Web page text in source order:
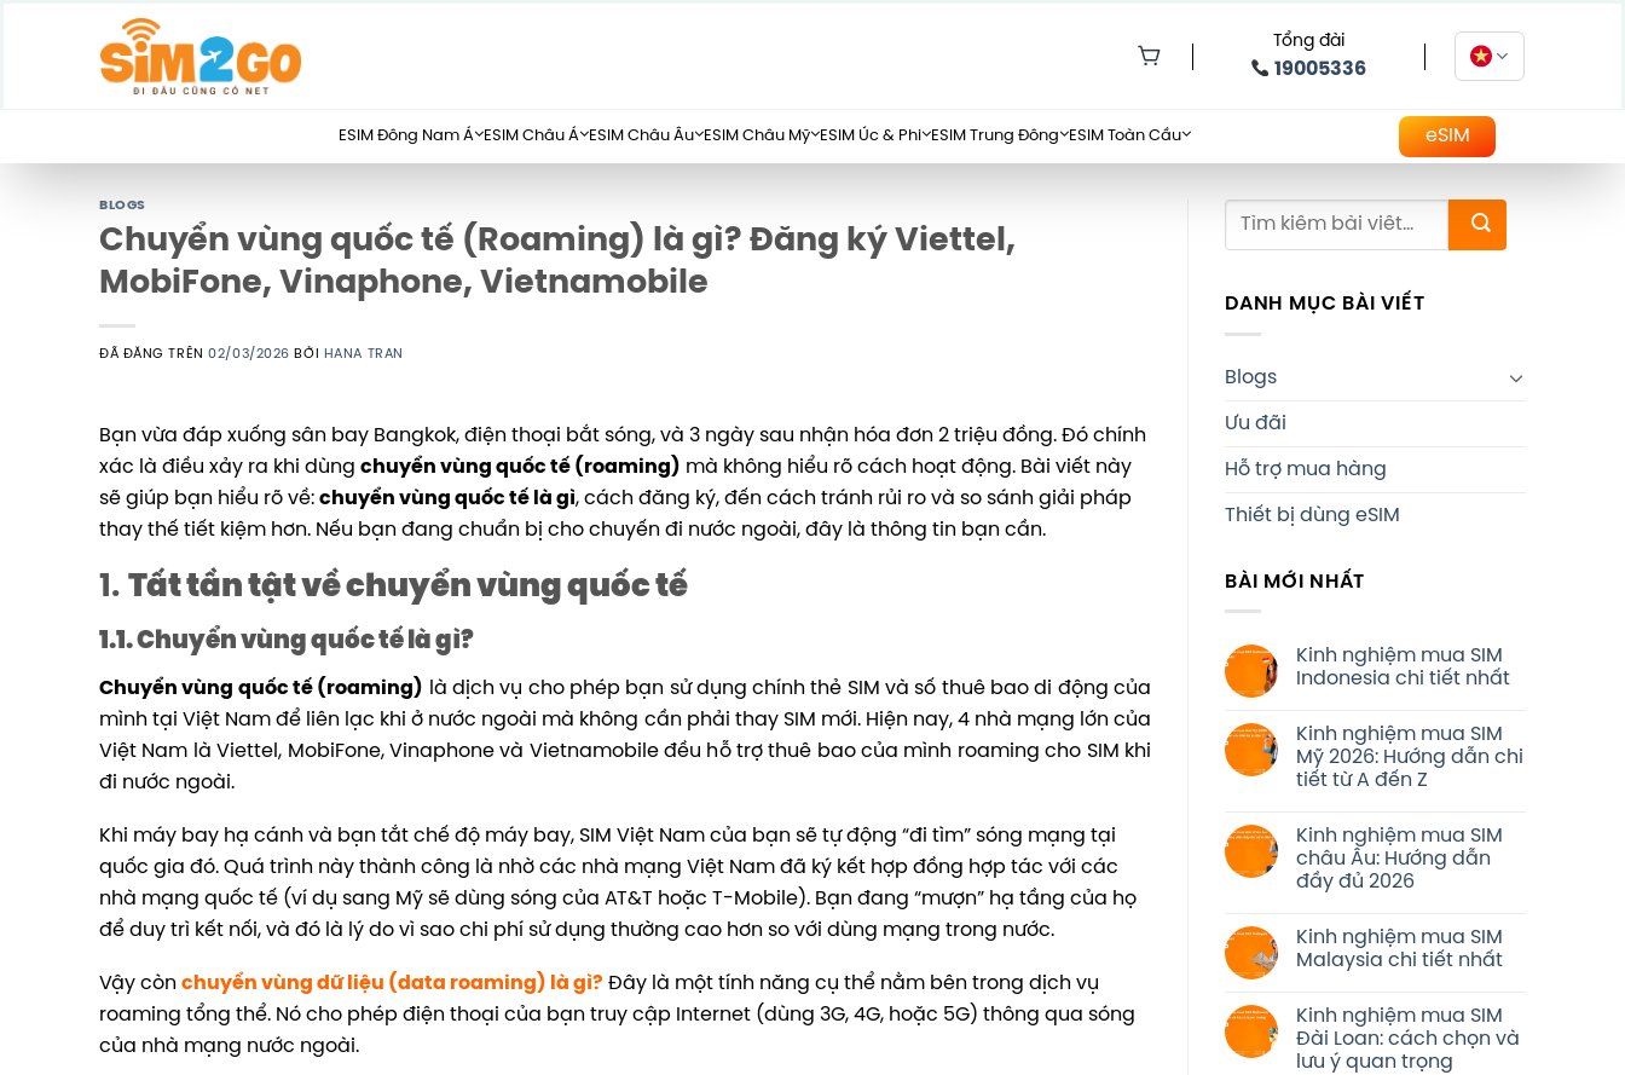
Tổng đài
19005336
ESIM Đông Nam Á ESIM Châu Á ESIM Châu Âu ESIM Châu Mỹ ESIM Úc & Phi ESIM Trung Đông ESIM Toàn Cầu eSIM
BLOGS
Chuyển vùng quốc tế (Roaming) là gì? Đăng ký Viettel,
MobiFone, Vinaphone, Vietnamobile
ĐÃ ĐĂNG TRÊN02/03/2026 BỞI HANA TRAN
Bạn vừa đáp xuống sân bay Bangkok, điện thoại bắt sóng, và 3 ngày sau nhận hóa đơn 2 triệu đồng. Đó chính
xác là điều xảy ra khi dùng chuyển vùng quốc tế (roaming) mà không hiểu rõ cách hoạt động. Bài viết này
sẽ giúp bạn hiểu rõ về: chuyển vùng quốc tế là gì, cách đăng ký, đến cách tránh rủi ro và so sánh giải pháp
thay thế tiết kiệm hơn. Nếu bạn đang chuẩn bị cho chuyến đi nước ngoài, đây là thông tin bạn cần.
1. Tất tần tật về chuyển vùng quốc tế
1.1. Chuyển vùng quốc tế là gì?
Chuyển vùng quốc tế (roaming) là dịch vụ cho phép bạn sử dụng chính thẻ SIM và số thuê bao di động của
mình tại Việt Nam để liên lạc khi ở nước ngoài mà không cần phải thay SIM mới. Hiện nay, 4 nhà mạng lớn của
Việt Nam là Viettel, MobiFone, Vinaphone và Vietnamobile đều hỗ trợ thuê bao của mình roaming cho SIM khi
đi nước ngoài.
Khi máy bay hạ cánh và bạn tắt chế độ máy bay, SIM Việt Nam của bạn sẽ tự động “đi tìm” sóng mạng tại
quốc gia đó. Quá trình này thành công là nhờ các nhà mạng Việt Nam đã ký kết hợp đồng hợp tác với các
nhà mạng quốc tế (ví dụ sang Mỹ sẽ dùng sóng của AT&T hoặc T-Mobile). Bạn đang “mượn” hạ tầng của họ
để duy trì kết nối, và đó là lý do vì sao chi phí sử dụng thường cao hơn so với dùng mạng trong nước.
Vậy còn chuyển vùng dữ liệu (data roaming) là gì? Đây là một tính năng cụ thể nằm bên trong dịch vụ
roaming tổng thể. Nó cho phép điện thoại của bạn truy cập Internet (dùng 3G, 4G, hoặc 5G) thông qua sóng
của nhà mạng nước ngoài.
DANH MỤC BÀI VIẾT
Blogs
Ưu đãi
Hỗ trợ mua hàng
Thiết bị dùng eSIM
BÀI MỚI NHẤT
Kinh nghiệm mua SIM
Indonesia chi tiết nhất
Kinh nghiệm mua SIM
Mỹ 2026: Hướng dẫn chi
tiết từ A đến Z
Kinh nghiệm mua SIM
châu Âu: Hướng dẫn
đầy đủ 2026
Kinh nghiệm mua SIM
Malaysia chi tiết nhất
Kinh nghiệm mua SIM
Đài Loan: cách chọn và
lưu ý quan trọng